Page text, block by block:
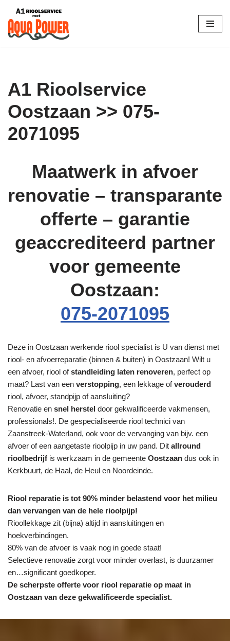
Skip
to
A1 Rioolservice
Oostzaan >> 075-
2071095
Maatwerk in afvoer
renovatie – transparante
offerte – garantie
geaccrediteerd partner
voor gemeente
Oostzaan:
075-2071095
Deze in Oostzaan werkende riool specialist is U van dienst met
riool- en afvoerreparatie (binnen & buiten) in Oostzaan! Wilt u
een afvoer, riool ofstandleiding laten renoveren, perfect op
maat? Last van een verstopping, een lekkage ofverouderd
riool, afvoer, standpijp of aansluiting?
Renovatie en snel herstel door gekwalificeerde vakmensen,
professionals!. De gespecialiseerde riool technici van
Zaanstreek-Waterland, ook voor de vervanging van bijv. een
afvoer of een aangetaste rioolpijp in uw pand. Dit allround
rioolbedrijf is werkzaam in de gemeente Oostzaan dus ook in
Kerkbuurt, de Haal, de Heul en Noordeinde.
Riool reparatie is tot 90% minder belastend voor het milieu
dan vervangen van de hele rioolpijp!
Rioollekkage zit (bijna) altijd in aansluitingen en
hoekverbindingen.
80% van de afvoer is vaak nog in goede staat!
Selectieve renovatie zorgt voor minder overlast, is duurzamer
en…significant goedkoper.
De scherpste offerte voor riool reparatie op maat in
Oostzaan van deze gekwalificeerde specialist.